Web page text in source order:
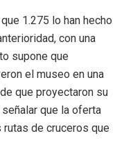
1.275 lo han hecho
con una
supone que
el museo en una
que proyectaron su
que la oferta
de cruceros que